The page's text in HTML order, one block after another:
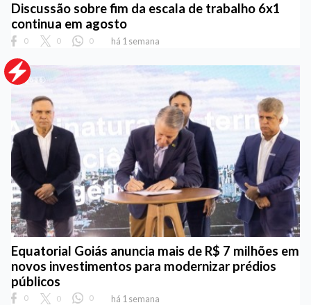
Discussão sobre fim da escala de trabalho 6x1
continua em agosto
0 0 0 há 1 semana
Equatorial Goiás anuncia mais de R$ 7 milhões em
novos investimentos para modernizar prédios
públicos
0 0 0 há 1 semana